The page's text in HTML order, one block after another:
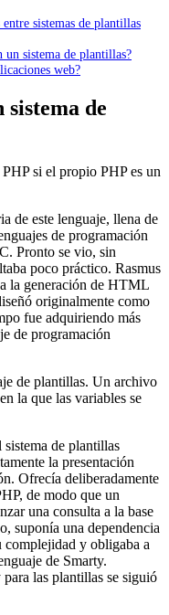
sistemas de plantillas
un sistema de plantillas?
web?
sistema de
si el propio PHP es un
de este lenguaje, llena de
de programación
Pronto se vio, sin
poco práctico. Rasmus
la generación de HTML
originalmente como
fue adquiriendo más
de programación
de plantillas. Un archivo
la que las variables se
de plantillas
la presentación
Ofrecía deliberadamente
de modo que un
una consulta a la base
suponía una dependencia
complejidad y obligaba a
de Smarty.
las plantillas se siguió